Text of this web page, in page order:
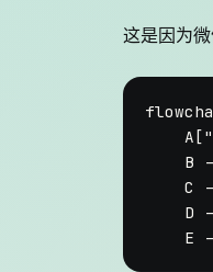
这是因为
A["
B
C
D